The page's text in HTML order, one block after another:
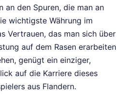
an den Spuren, die man an
wichtigste Währung im
Vertrauen, das man sich über
auf dem Rasen erarbeiten
genügt ein einziger,
auf die Karriere dieses
aus Flandern.